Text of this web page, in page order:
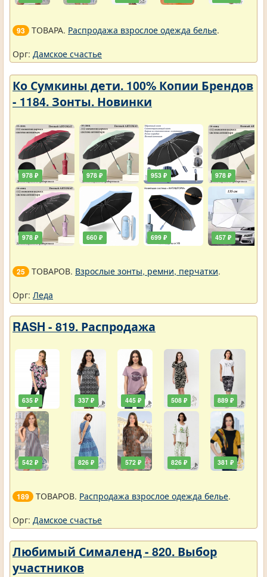
93 ТОВАРА. Распродажа взрослое одежда белье.
Орг: Дамское счастье
Ко Сумкины дети. 100% Копии Брендов
- 1184. Зонты. Новинки
978 ₽
978 ₽
978 ₽
660 ₽
953 ₽
699 ₽
978 ₽
457 ₽
25 ТОВАРОВ. Взрослые зонты, ремни, перчатки.
Орг: Леда
RASH - 819. Распродажа
635 ₽
542 ₽
337 ₽
826 ₽
445 ₽
572 ₽
508 ₽
826 ₽
889 ₽
381 ₽
189 ТОВАРОВ. Распродажа взрослое одежда белье.
Орг: Дамское счастье
Любимый Сималенд - 820. Выбор
участников